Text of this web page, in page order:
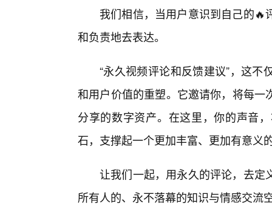
我们相信，当用户意识到自己的
和负责地去表达。
“永久视频评论和反馈建议”，这
和用户价值的重塑。它邀请你，将每
分享的数字资产。在这里，你的声音
石，支撑起一个更加丰富、更加有意义
让我们一起，用永久的评论，去定
所有人的、永不落幕的知识与情感交流